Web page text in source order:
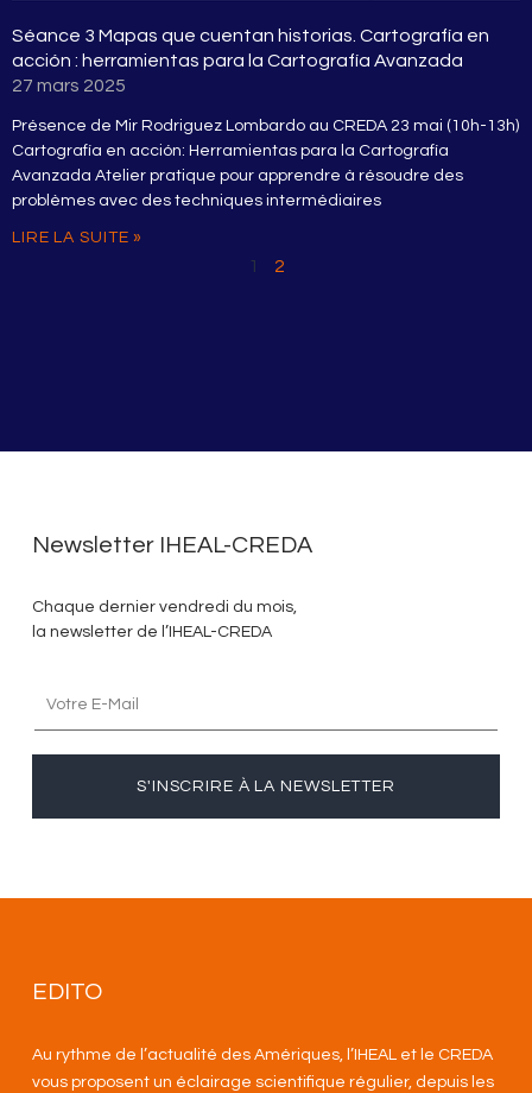
Séance 3 Mapas que cuentan historias. Cartografía en
acción : herramientas para la Cartografía Avanzada
27 mars 2025
Présence de Mir Rodriguez Lombardo au CREDA 23 mai (10h-13h)
Cartografía en acción: Herramientas para la Cartografía
Avanzada Atelier pratique pour apprendre à résoudre des
problèmes avec des techniques intermédiaires
LIRE LA SUITE »
1 2
Newsletter IHEAL-CREDA
Chaque dernier vendredi du mois,
la newsletter de l’IHEAL-CREDA
S'INSCRIRE À LA NEWSLETTER
EDITO
Au rythme de l’actualité des Amériques, l’IHEAL et le CREDA
vous proposent un éclairage scientifique régulier, depuis les